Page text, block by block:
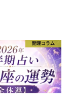
開運コラム